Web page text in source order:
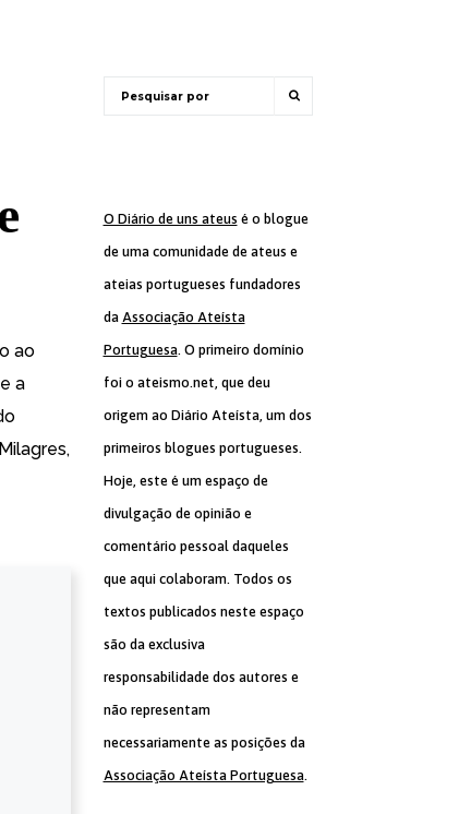
ao
a
O Diário de uns ateus é o blogue
de uma comunidade de ateus e
ateias portugueses fundadores
da Associação Ateísta
Portuguesa. O primeiro domínio
foi o ateismo.net, que deu
origem ao Diário Ateísta, um dos
primeiros blogues portugueses.
Hoje, este é um espaço de
divulgação de opinião e
comentário pessoal daqueles
que aqui colaboram. Todos os
textos publicados neste espaço
são da exclusiva
responsabilidade dos autores e
não representam
necessariamente as posições da
Associação Ateísta Portuguesa.